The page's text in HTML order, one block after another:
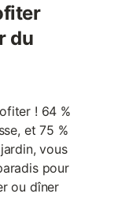
du
! 64 %
et 75 %
vous
pour
ou dîner